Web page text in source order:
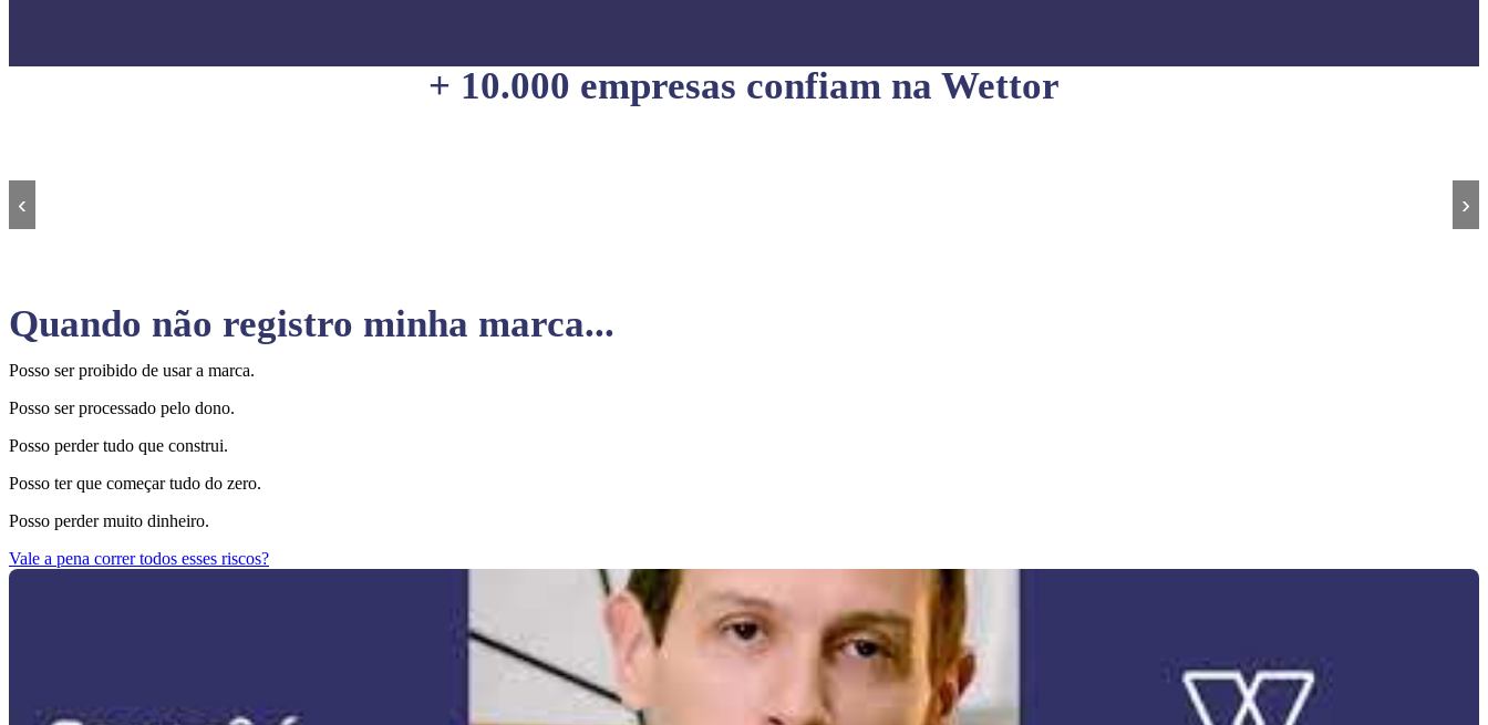
+ 10.000 empresas confiam na Wettor
‹ ›
Quando não registro minha marca...
Posso ser proibido de usar a marca.
Posso ser processado pelo dono.
Posso perder tudo que construi.
Posso ter que começar tudo do zero.
Posso perder muito dinheiro.
Vale a pena correr todos esses riscos?